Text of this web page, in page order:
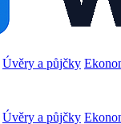
Úvěry a půjčky
Úvěry a půjčky